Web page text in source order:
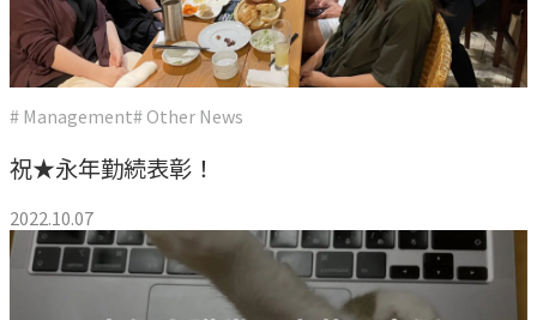
# Management# Other News
祝★永年勤続表彰！
2022.10.07